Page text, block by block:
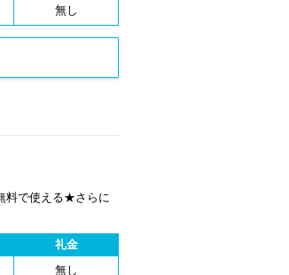
無し
料で使える★さらに
礼金
無し